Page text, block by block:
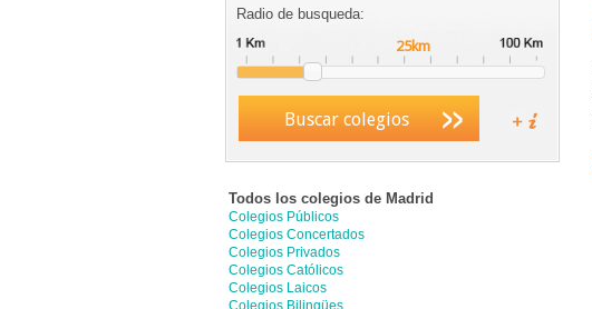
Radio de busqueda:
Buscar colegios
Todos los colegios de Madrid
Colegios Públicos
Colegios Concertados
Colegios Privados
Colegios Católicos
Colegios Laicos
Colegios Bilingües